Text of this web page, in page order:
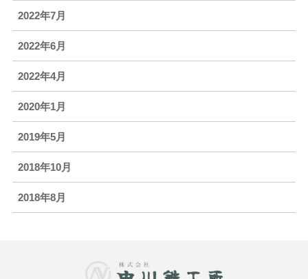
2022年7月
2022年6月
2022年4月
2020年1月
2019年5月
2018年10月
2018年8月